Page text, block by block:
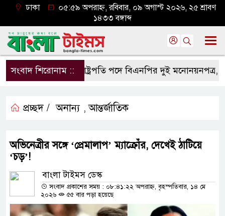
ঢাকা
০৫:৫৯ অপরাহ্ন, রবিবার, ০৯ অগাস্ট ২০২৬, ২৫ শ্রাবণ
১৪৩৩ বঙ্গাব্দ
সংবাদ শিরোনাম ::রাষ্ট্রপতি পদে বিএনপির দুই মনোনয়নপত্র, ১১
প্রচ্ছদ / অনান্য ,আন্তর্জাতিক
অভিনেত্রীর সঙ্গে ‘প্রেমালাপ’ ম্যাক্রোঁর, দেখেই ঠাটিয়ে
‘চড়’!
বাংলা টাইমস ডেস্ক
সংবাদ প্রকাশের সময় : ০৮:৪১:২২ অপরাহ্ন, বৃহস্পতিবার, ১৪ মে
২০২৬
৫৫ বার পড়া হয়েছে